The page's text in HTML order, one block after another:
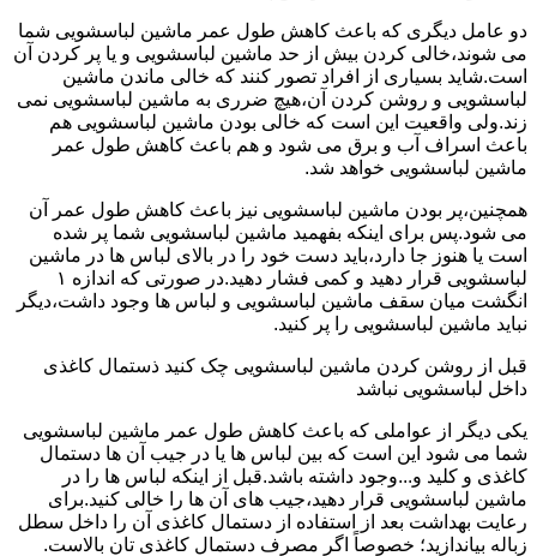
دو عامل دیگری که باعث کاهش طول عمر ماشین لباسشویی شما
می شوند،خالی کردن بیش از حد ماشین لباسشویی و یا پر کردن آن
است.شاید بسیاری از افراد تصور کنند که خالی ماندن ماشین
لباسشویی و روشن کردن آن،هیچ ضرری به ماشین لباسشویی نمی
زند.ولی واقعیت این است که خالی بودن ماشین لباسشویی هم
باعث اسراف آب و برق می شود و هم باعث کاهش طول عمر
ماشین لباسشویی خواهد شد.
همچنین،پر بودن ماشین لباسشویی نیز باعث کاهش طول عمر آن
می شود.پس برای اینکه بفهمید ماشین لباسشویی شما پر شده
است یا هنوز جا دارد،باید دست خود را در بالای لباس ها در ماشین
لباسشویی قرار دهید و کمی فشار دهید.در صورتی که اندازه ۱
انگشت میان سقف ماشین لباسشویی و لباس ها وجود داشت،دیگر
نباید ماشین لباسشویی را پر کنید.
قبل از روشن کردن ماشین لباسشویی چک کنید ذستمال کاغذی
داخل لباسشویی نباشد
یکی دیگر از عواملی که باعث کاهش طول عمر ماشین لباسشویی
شما می شود این است که بین لباس ها یا در جیب آن ها دستمال
کاغذی و کلید و...وجود داشته باشد.قبل از اینکه لباس ها را در
ماشین لباسشویی قرار دهید،جیب های آن ها را خالی کنید.برای
رعایت بهداشت بعد از استفاده از دستمال کاغذی آن را داخل سطل
زباله بیاندازید؛ خصوصاً اگر مصرف دستمال کاغذی تان بالاست.